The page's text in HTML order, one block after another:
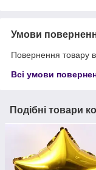
Умови
Повернення товару
Всі умови
Подібні товари